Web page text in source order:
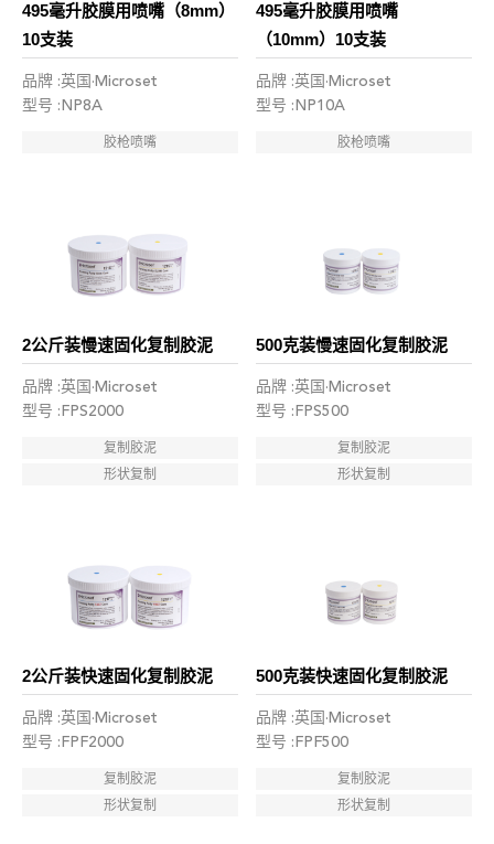
495毫升胶膜用喷嘴（8mm）
10支装
品牌 :英国·Microset
型号 :NP8A
胶枪喷嘴
495毫升胶膜用喷嘴
（10mm）10支装
品牌 :英国·Microset
型号 :NP10A
胶枪喷嘴
2公斤装慢速固化复制胶泥
品牌 :英国·Microset
型号 :FPS2000
复制胶泥
形状复制
500克装慢速固化复制胶泥
品牌 :英国·Microset
型号 :FPS500
复制胶泥
形状复制
2公斤装快速固化复制胶泥
品牌 :英国·Microset
型号 :FPF2000
复制胶泥
形状复制
500克装快速固化复制胶泥
品牌 :英国·Microset
型号 :FPF500
复制胶泥
形状复制